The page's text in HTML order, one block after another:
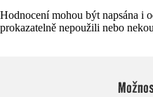
Hodnocení mohou být napsána i
prokazatelně nepoužili nebo